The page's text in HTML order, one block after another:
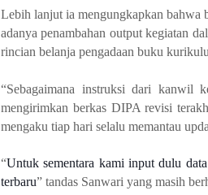
Lebih lanjut ia mengungkapkan bahwa
adanya penambahan output kegiatan
rincian belanja pengadaan buku
“Sebagaimana instruksi dari kanwil
mengirimkan berkas DIPA revisi
mengaku tiap hari selalu memantau
“Untuk sementara kami input dulu
terbaru” tandas Sanwari yang masih